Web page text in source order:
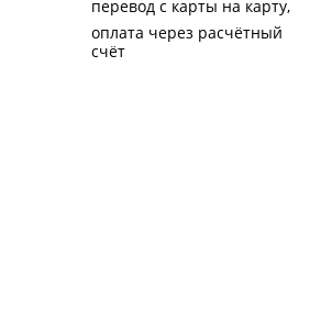
перевод с карты на карту
оплата через расчётный
счёт